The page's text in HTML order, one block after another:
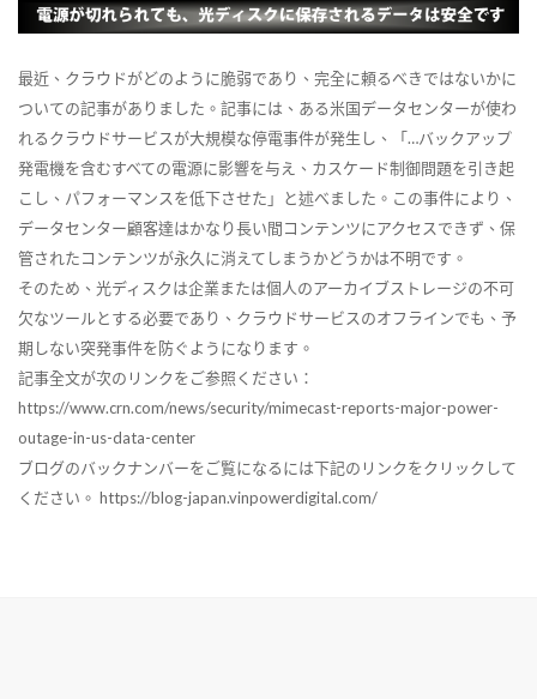
最近、クラウドがどのように脆弱であり、完全に頼るべきではないかに
ついての記事がありました。記事には、ある米国データセンターが使わ
れるクラウドサービスが大規模な停電事件が発生し、「…バックアップ
発電機を含むすべての電源に影響を与え、カスケード制御問題を引き起
こし、パフォーマンスを低下させた」と述べました。この事件により、
データセンター顧客達はかなり長い間コンテンツにアクセスできず、保
管されたコンテンツが永久に消えてしまうかどうかは不明です。
そのため、光ディスクは企業または個人のアーカイブストレージの不可
欠なツールとする必要であり、クラウドサービスのオフラインでも、予
期しない突発事件を防ぐようになります。
記事全文が次のリンクをご参照ください：
https://www.crn.com/news/security/mimecast-reports-major-power-
outage-in-us-data-center
ブログのバックナンバーをご覧になるには下記のリンクをクリックして
ください。 https://blog-japan.vinpowerdigital.com/